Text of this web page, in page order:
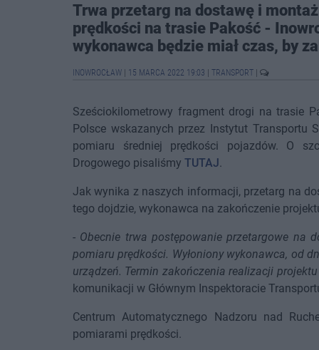
Trwa przetarg na dostawę i
prędkości na trasie Pakość -
wykonawca będzie miał czas, by
INOWROCŁAW 15 MARCA 2022 19:03 TRANSPORT
Sześciokilometrowy fragment drogi na trasie
Polsce wskazanych przez Instytut Transportu
pomiaru średniej prędkości pojazdów. O
Drogowego pisaliśmy TUTAJ.
Jak wynika z naszych informacji, przetarg na
tego dojdzie, wykonawca na zakończenie
- Obecnie trwa postępowanie przetargowe na
pomiaru prędkości. Wyłoniony wykonawca, od
urządzeń. Termin zakończenia realizacji
komunikacji w Głównym Inspektoracie
Centrum Automatycznego Nadzoru nad
pomiarami prędkości.